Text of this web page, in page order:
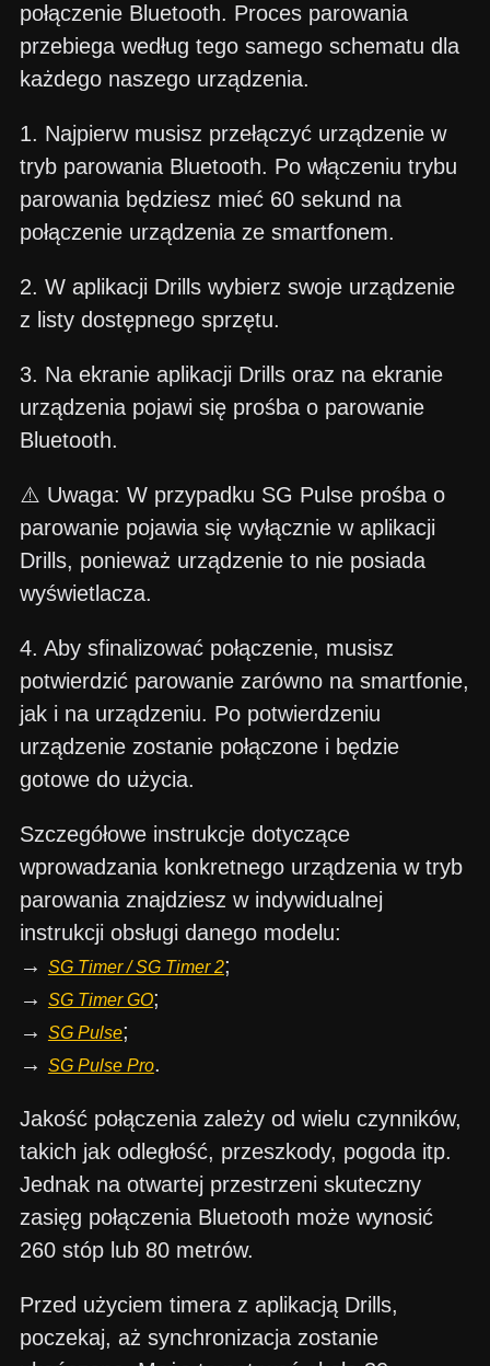
połączenie Bluetooth. Proces parowania
przebiega według tego samego schematu dla
każdego naszego urządzenia.
1. Najpierw musisz przełączyć urządzenie w
tryb parowania Bluetooth. Po włączeniu trybu
parowania będziesz mieć 60 sekund na
połączenie urządzenia ze smartfonem.
2. W aplikacji Drills wybierz swoje urządzenie
z listy dostępnego sprzętu.
3. Na ekranie aplikacji Drills oraz na ekranie
urządzenia pojawi się prośba o parowanie
Bluetooth.
⚠️ Uwaga: W przypadku SG Pulse prośba o
parowanie pojawia się wyłącznie w aplikacji
Drills, ponieważ urządzenie to nie posiada
wyświetlacza.
4. Aby sfinalizować połączenie, musisz
potwierdzić parowanie zarówno na smartfonie,
jak i na urządzeniu. Po potwierdzeniu
urządzenie zostanie połączone i będzie
gotowe do użycia.
Szczegółowe instrukcje dotyczące
wprowadzania konkretnego urządzenia w tryb
parowania znajdziesz w indywidualnej
instrukcji obsługi danego modelu:
→ SG Timer / SG Timer 2;
→ SG Timer GO;
→ SG Pulse;
→ SG Pulse Pro.
Jakość połączenia zależy od wielu czynników,
takich jak odległość, przeszkody, pogoda itp.
Jednak na otwartej przestrzeni skuteczny
zasięg połączenia Bluetooth może wynosić
260 stóp lub 80 metrów.
Przed użyciem timera z aplikacją Drills,
poczekaj, aż synchronizacja zostanie